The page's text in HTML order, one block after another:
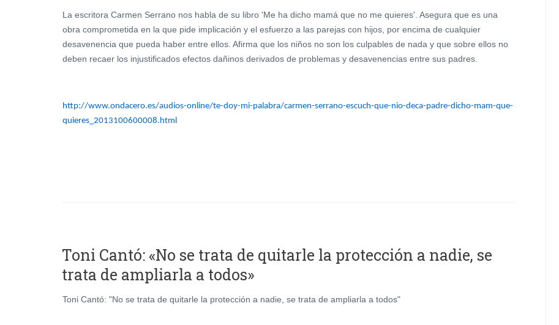
La escritora Carmen Serrano nos habla de su libro 'Me ha dicho mamá que no me quieres'. Asegura que es una
obra comprometida en la que pide implicación y el esfuerzo a las parejas con hijos, por encima de cualquier
desavenencia que pueda haber entre ellos. Afirma que los niños no son los culpables de nada y que sobre ellos no
deben recaer los injustificados efectos dañinos derivados de problemas y desavenencias entre sus padres.
http://www.ondacero.es/audios-online/te-doy-mi-palabra/carmen-serrano-escuch-que-nio-deca-padre-dicho-mam-que-
quieres_2013100600008.html
Toni Cantó: «No se trata de quitarle la protección a nadie, se
trata de ampliarla a todos»
Toni Cantó: "No se trata de quitarle la protección a nadie, se trata de ampliarla a todos"